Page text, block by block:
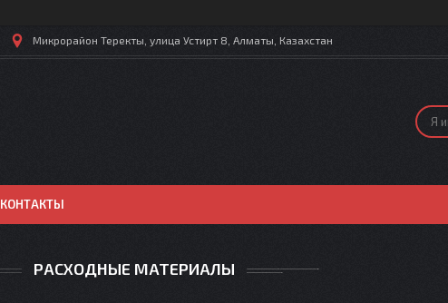
Микрорайон Теректы, улица Устирт 8, Алматы, Казахстан
КОНТАКТЫ
РАСХОДНЫЕ МАТЕРИАЛЫ